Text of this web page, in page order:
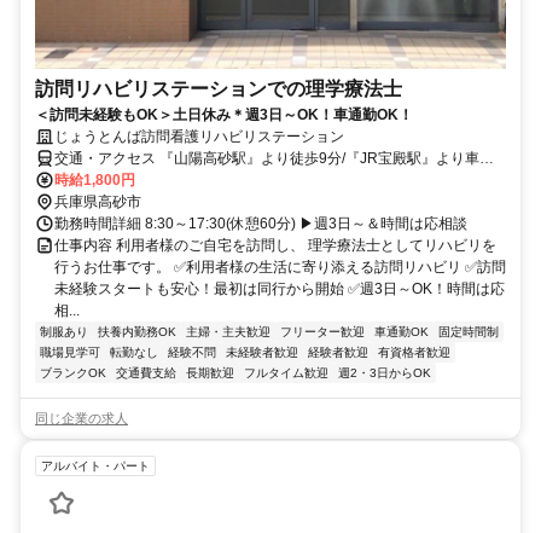
訪問リハビリステーションでの理学療法士
＜訪問未経験もOK＞土日休み＊週3日～OK！車通勤OK！
じょうとんば訪問看護リハビリステーション
交通・アクセス 『山陽高砂駅』より徒歩9分/『JR宝殿駅』より車で
13分/加古川駅より車で15分
時給1,800円
兵庫県高砂市
勤務時間詳細 8:30～17:30(休憩60分) ▶週3日～＆時間は応相談
仕事内容 利用者様のご自宅を訪問し、 理学療法士としてリハビリを
行うお仕事です。 ✅利用者様の生活に寄り添える訪問リハビリ ✅訪問
未経験スタートも安心！最初は同行から開始 ✅週3日～OK！時間は応
相...
制服あり 扶養内勤務OK 主婦・主夫歓迎 フリーター歓迎 車通勤OK
固定時間制
職場見学可
転勤なし 経験不問 未経験者歓迎 経験者歓迎
有資格者歓迎
ブランクOK
交通費支給 長期歓迎 フルタイム歓迎 週2・3日からOK
同じ企業の求人
アルバイト・パート